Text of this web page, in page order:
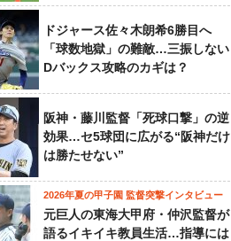
ドジャース佐々木朗希6勝目へ
「球数地獄」の難敵…三振しない
Dバックス攻略のカギは？
阪神・藤川監督「死球口撃」の逆
効果…セ5球団に広がる“阪神だけ
は勝たせない”
2026年夏の甲子園 監督突撃インタビュー
元巨人の東海大甲府・仲沢監督が
語るイキイキ教員生活…指導には